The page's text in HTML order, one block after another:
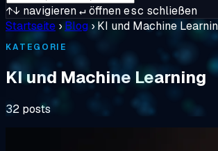
↑↓ navigieren↵öffnenesc schließen
Startseite › Blog › KI und Machine
KATEGORIE
KI und Machine Learning
32 posts